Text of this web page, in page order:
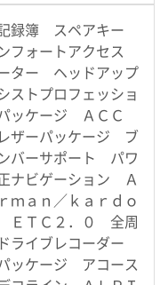
録簿 スペアキー
フォートアクセス
ター ヘッドアップ
トプロフェッショ
ッケージ ＡＣＣ
ザーパッケージ ブ
バーサポート パワ
ナビゲーション Ａ
ａｎ／ｋａｒｄｏ
ＥＴＣ２．０ 全周
イブレコーダー
ッケージ アコース